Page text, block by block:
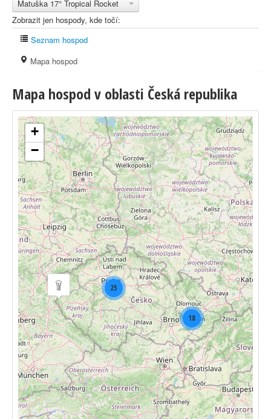
Matuška 17° Tropical Rocket
Zobrazit jen hospody, kde točí:
Seznam hospod
Mapa hospod
Mapa hospod v oblasti Česká republika
18
25
+
−